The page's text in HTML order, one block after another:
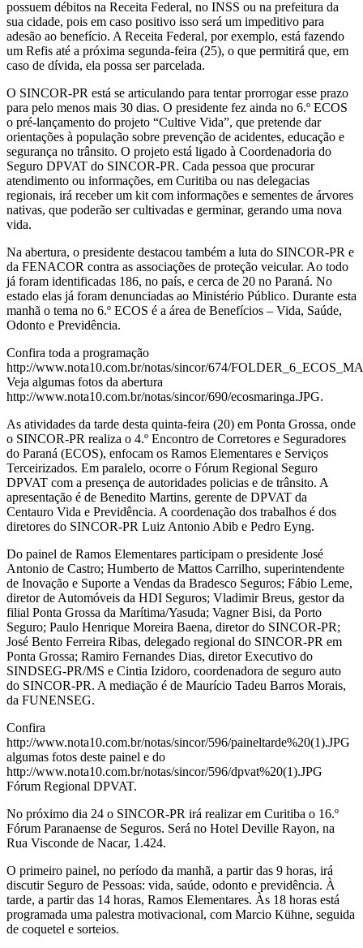
possuem débitos na Receita Federal, no INSS ou na prefeitura da
sua cidade, pois em caso positivo isso será um impeditivo para
adesão ao benefício. A Receita Federal, por exemplo, está fazendo
um Refis até a próxima segunda-feira (25), o que permitirá que, em
caso de dívida, ela possa ser parcelada.
O SINCOR-PR está se articulando para tentar prorrogar esse prazo
para pelo menos mais 30 dias. O presidente fez ainda no 6.º ECOS
o pré-lançamento do projeto “Cultive Vida”, que pretende dar
orientações à população sobre prevenção de acidentes, educação e
segurança no trânsito. O projeto está ligado à Coordenadoria do
Seguro DPVAT do SINCOR-PR. Cada pessoa que procurar
atendimento ou informações, em Curitiba ou nas delegacias
regionais, irá receber um kit com informações e sementes de árvores
nativas, que poderão ser cultivadas e germinar, gerando uma nova
vida.
Na abertura, o presidente destacou também a luta do SINCOR-PR e
da FENACOR contra as associações de proteção veicular. Ao todo
já foram identificadas 186, no país, e cerca de 20 no Paraná. No
estado elas já foram denunciadas ao Ministério Público. Durante esta
manhã o tema no 6.º ECOS é a área de Benefícios – Vida, Saúde,
Odonto e Previdência.
Confira toda a programação
http://www.nota10.com.br/notas/sincor/674/
Veja algumas fotos da abertura
http://www.nota10.com.br/notas/sincor/690/ecosmaringa.JPG.
As atividades da tarde desta quinta-feira (20) em Ponta Grossa, onde
o SINCOR-PR realiza o 4.º Encontro de Corretores e Seguradores
do Paraná (ECOS), enfocam os Ramos Elementares e Serviços
Terceirizados. Em paralelo, ocorre o Fórum Regional Seguro
DPVAT com a presença de autoridades policias e de trânsito. A
apresentação é de Benedito Martins, gerente de DPVAT da
Centauro Vida e Previdência. A coordenação dos trabalhos é dos
diretores do SINCOR-PR Luiz Antonio Abib e Pedro Eyng.
Do painel de Ramos Elementares participam o presidente José
Antonio de Castro; Humberto de Mattos Carrilho, superintendente
de Inovação e Suporte a Vendas da Bradesco Seguros; Fábio Leme,
diretor de Automóveis da HDI Seguros; Vladimir Breus, gestor da
filial Ponta Grossa da Marítima/Yasuda; Vagner Bisi, da Porto
Seguro; Paulo Henrique Moreira Baena, diretor do SINCOR-PR;
José Bento Ferreira Ribas, delegado regional do SINCOR-PR em
Ponta Grossa; Ramiro Fernandes Dias, diretor Executivo do
SINDSEG-PR/MS e Cintia Izidoro, coordenadora de seguro auto
do SINCOR-PR. A mediação é de Maurício Tadeu Barros Morais,
da FUNENSEG.
Confira
http://www.nota10.com.br/notas/sincor/596/paineltarde%20(1).JPG
algumas fotos deste painel e do
http://www.nota10.com.br/notas/sincor/596/dpvat%20(1).JPG
Fórum Regional DPVAT.
No próximo dia 24 o SINCOR-PR irá realizar em Curitiba o 16.º
Fórum Paranaense de Seguros. Será no Hotel Deville Rayon, na
Rua Visconde de Nacar, 1.424.
O primeiro painel, no período da manhã, a partir das 9 horas, irá
discutir Seguro de Pessoas: vida, saúde, odonto e previdência. À
tarde, a partir das 14 horas, Ramos Elementares. Às 18 horas está
programada uma palestra motivacional, com Marcio Kühne, seguida
de coquetel e sorteios.